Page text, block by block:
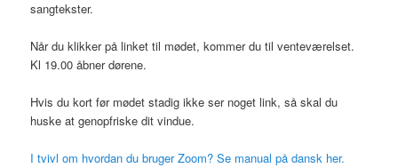
sangtekster.
Når du klikker på linket til mødet, kommer du til venteværelset.
Kl 19.00 åbner dørene.
Hvis du kort før mødet stadig ikke ser noget link, så skal du
huske at genopfriske dit vindue.
I tvivl om hvordan du bruger Zoom? Se manual på dansk her.